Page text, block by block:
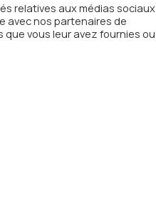
relatives aux médias sociaux
avec nos partenaires de
vous leur avez fournies ou